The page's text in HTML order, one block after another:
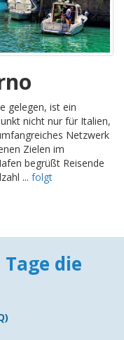
gelegen, ist ein
nicht nur für Italien,
Netzwerk
Zielen im
begrüßt Reisende
... folgt
die